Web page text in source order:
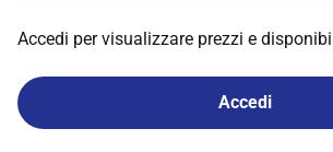
Accedi per visualizzare prezzi e
Accedi